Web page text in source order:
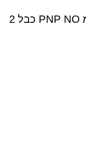
גשש קרבה אינדוקטיבי 12 מ"מ PNP NO כבל 2